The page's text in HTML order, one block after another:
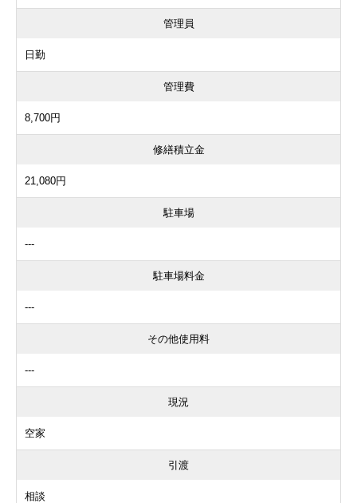
管理員
日勤
管理費
8,700円
修繕積立金
21,080円
駐車場
---
駐車場料金
---
その他使用料
---
現況
空家
引渡
相談